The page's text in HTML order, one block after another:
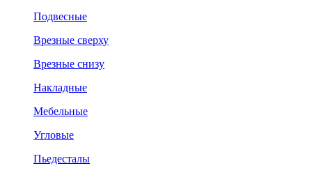
Подвесные
Врезные сверху
Врезные снизу
Накладные
Мебельные
Угловые
Пьедесталы